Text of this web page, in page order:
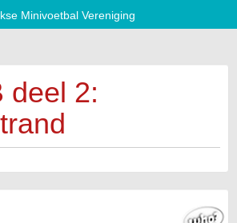
Minivoetbal Vereniging
deel 2: